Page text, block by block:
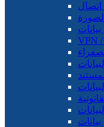
اتصال